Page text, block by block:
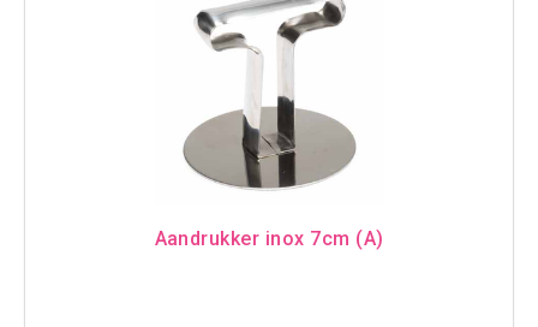
Aandrukker inox 7cm (A)